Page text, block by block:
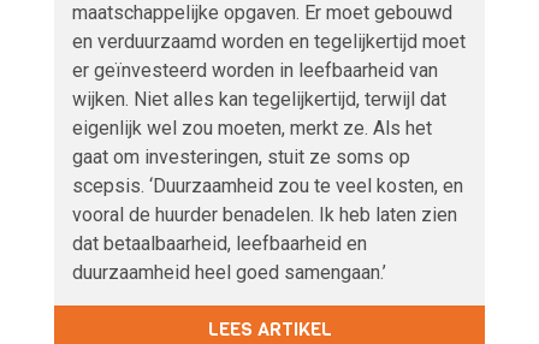
maatschappelijke opgaven. Er moet gebouwd
en verduurzaamd worden en tegelijkertijd moet
er geïnvesteerd worden in leefbaarheid van
wijken. Niet alles kan tegelijkertijd, terwijl dat
eigenlijk wel zou moeten, merkt ze. Als het
gaat om investeringen, stuit ze soms op
scepsis. ‘Duurzaamheid zou te veel kosten, en
vooral de huurder benadelen. Ik heb laten zien
dat betaalbaarheid, leefbaarheid en
duurzaamheid heel goed samengaan.’
LEES ARTIKEL